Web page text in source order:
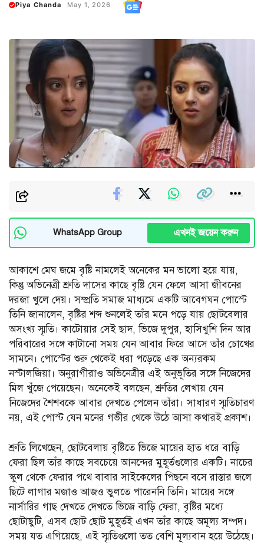
Piya Chanda May 1, 2026
WhatsApp Group এখনই জয়েন করুন
আকাশে মেঘ জমে বৃষ্টি নামলেই অনেকের মন ভালো হয়ে যায়,
কিন্তু অভিনেত্রী শ্রুতি দাসের কাছে বৃষ্টি যেন ফেলে আসা জীবনের
দরজা খুলে দেয়। সম্প্রতি সমাজ মাধ্যমে একটি আবেগঘন পোস্টে
তিনি জানালেন, বৃষ্টির শব্দ শুনলেই তাঁর মনে পড়ে যায় ছোটবেলার
অসংখ্য স্মৃতি। কাটোয়ার সেই ছাদ, ভিজে দুপুর, হাসিখুশি দিন আর
পরিবারের সঙ্গে কাটানো সময় যেন আবার ফিরে আসে তাঁর চোখের
সামনে। পোস্টের শুরু থেকেই ধরা পড়েছে এক অন্যরকম
নস্টালজিয়া। অনুরাগীরাও অভিনেত্রীর এই অনুভূতির সঙ্গে নিজেদের
মিল খুঁজে পেয়েছেন। অনেকেই বলছেন, শ্রুতির লেখায় যেন
নিজেদের শৈশবকে আবার দেখতে পেলেন তাঁরা। সাধারণ স্মৃতিচারণ
নয়, এই পোস্ট যেন মনের গভীর থেকে উঠে আসা কথারই প্রকাশ।
শ্রুতি লিখেছেন, ছোটবেলায় বৃষ্টিতে ভিজে মায়ের হাত ধরে বাড়ি
ফেরা ছিল তাঁর কাছে সবচেয়ে আনন্দের মুহূর্তগুলোর একটি। নাচের
স্কুল থেকে ফেরার পথে বাবার সাইকেলের পিছনে বসে রাস্তার জলে
ছিটে লাগার মজাও আজও ভুলতে পারেননি তিনি। মায়ের সঙ্গে
নার্সারির গাছ দেখতে দেখতে ভিজে বাড়ি ফেরা, বৃষ্টির মধ্যে
ছোটাছুটি, এসব ছোট ছোট মুহূর্তই এখন তাঁর কাছে অমূল্য সম্পদ।
সময় যত এগিয়েছে, এই স্মৃতিগুলো তত বেশি মূল্যবান হয়ে উঠেছে।